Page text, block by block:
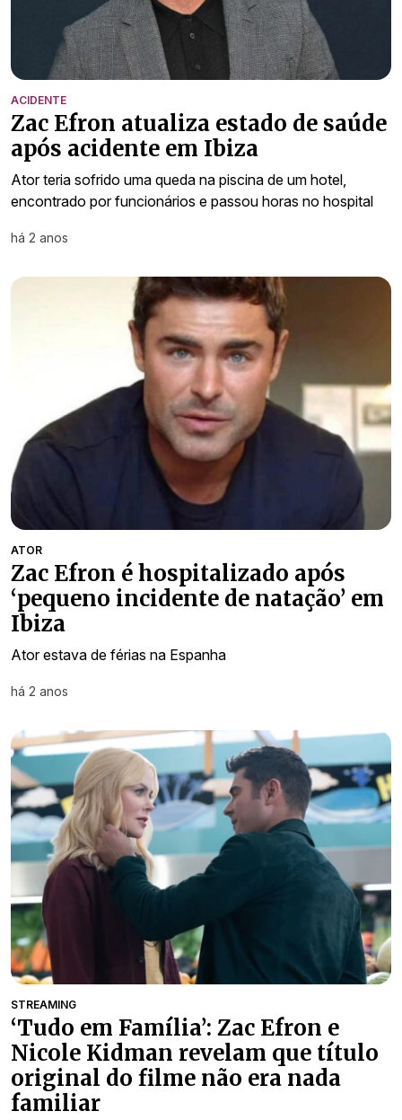
ACIDENTE
Zac Efron atualiza estado de saúde
após acidente em Ibiza
Ator teria sofrido uma queda na piscina de um hotel,
encontrado por funcionários e passou horas no hospital
há 2 anos
ATOR
Zac Efron é hospitalizado após
‘pequeno incidente de natação’ em
Ibiza
Ator estava de férias na Espanha
há 2 anos
STREAMING
‘Tudo em Família’: Zac Efron e
Nicole Kidman revelam que título
original do filme não era nada
familiar